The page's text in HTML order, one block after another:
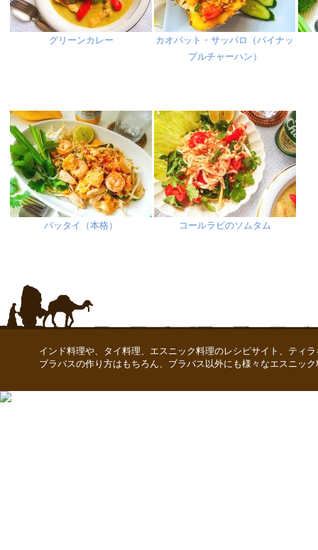
グリーンカレー
カオパット・サッパロ（パイナッ
プルチャーハン）
パッタイ（本格） コールラビのソムタム
インド料理や、タイ料理、エスニック料理のレシピサイト、ティ
ブラバスの作り方はもちろん、ブラバス以外にも様々なエスニッ